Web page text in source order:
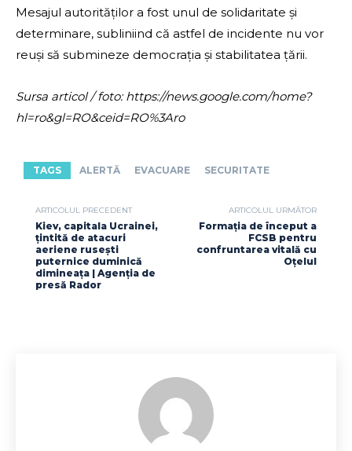
Mesajul autorităților a fost unul de solidaritate și
determinare, subliniind că astfel de incidente nu vor
reuși să submineze democrația și stabilitatea țării.
Sursa articol / foto: https://news.google.com/home?
hl=ro&gl=RO&ceid=RO%3Aro
TAGS ALERTĂ EVACUARE SECURITATE
ARTICOLUL PRECEDENT
Kiev, capitala Ucrainei,
țintită de atacuri
aeriene rusești
puternice duminică
dimineața | Agenția de
presă Rador
ARTICOLUL URMĂTOR
Formația de început a
FCSB pentru
confruntarea vitală cu
Oțelul